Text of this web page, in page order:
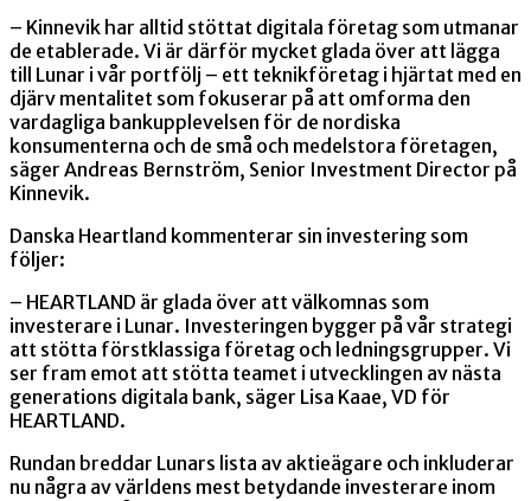
– Kinnevik har alltid stöttat digitala företag som utmanar
de etablerade. Vi är därför mycket glada över att lägga
till Lunar i vår portfölj – ett teknikföretag i hjärtat med en
djärv mentalitet som fokuserar på att omforma den
vardagliga bankupplevelsen för de nordiska
konsumenterna och de små och medelstora företagen,
säger Andreas Bernström, Senior Investment Director på
Kinnevik.
Danska Heartland kommenterar sin investering som
följer:
– HEARTLAND är glada över att välkomnas som
investerare i Lunar. Investeringen bygger på vår strategi
att stötta förstklassiga företag och ledningsgrupper. Vi
ser fram emot att stötta teamet i utvecklingen av nästa
generations digitala bank, säger Lisa Kaae, VD för
HEARTLAND.
Rundan breddar Lunars lista av aktieägare och inkluderar
nu några av världens mest betydande investerare inom